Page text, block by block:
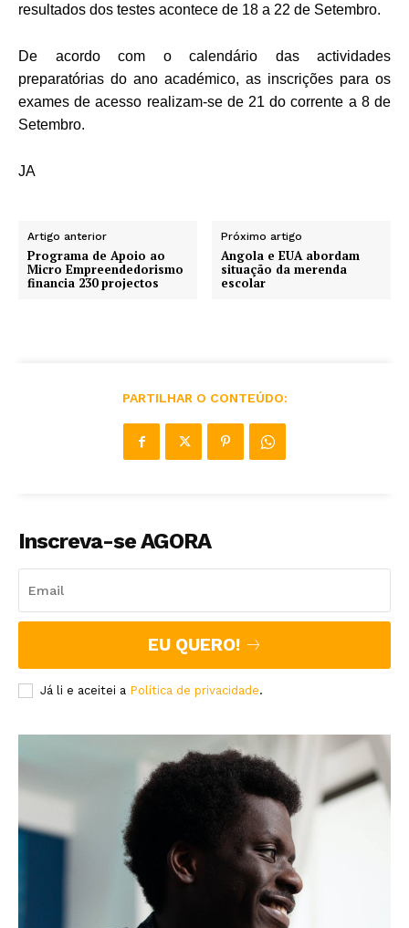
resultados dos testes acontece de 18 a 22 de Setembro.
De acordo com o calendário das actividades
preparatórias do ano académico, as inscrições para os
exames de acesso realizam-se de 21 do corrente a 8 de
Setembro.
JA
Artigo anterior
Programa de Apoio ao
Micro Empreendedorismo
financia 230 projectos
Próximo artigo
Angola e EUA abordam
situação da merenda
escolar
PARTILHAR O CONTEÚDO:
Inscreva-se AGORA
EU QUERO!
Já li e aceitei a Política de privacidade.